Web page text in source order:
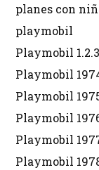
planes con
playmobil
Playmobil 1.2.3
Playmobil
Playmobil
Playmobil
Playmobil
Playmobil